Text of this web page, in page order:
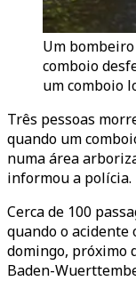
Um
comboio
um comboio
Três pessoas
quando um
numa área
informou a polícia.
Cerca de 100
quando o acidente
domingo, próximo
Baden-